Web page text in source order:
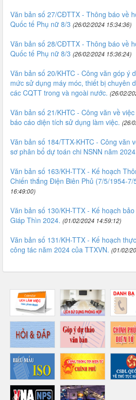
Văn bản số 27/CĐTTX - Thông báo về
Quốc tế Phụ nữ 8/3 (26/02/2024 15:34:36)
Văn bản số 28/CĐTTX - Thông báo về
Quốc tế Phụ nữ 8/3 (26/02/2024 15:36:24)
Văn bản số 20/KHTC - Công văn góp ý
mức sử dụng máy móc, thiết bị chuyên
các CQTT trong và ngoài nước. (26/02/
Văn bản số 21/KHTC - Công văn về
báo cáo diện tích sử dụng làm việc. (26/
Văn bản số 184/TTX-KHTC - Công văn
sơ phân bổ dự toán chi NSNN năm
Văn bản số 163/KH-TTX - Kế hoạch
Chiến thắng Điện Biên Phủ (7/5/1954-7/
16:49:00)
Văn bản số 130/KH-TTX - Kế hoạch
Giáp Thìn 2024. (01/02/2024 14:59:12)
Văn bản số 131/KH-TTX - Kế hoạch
công tác năm 2024 của TTXVN. (01/02/